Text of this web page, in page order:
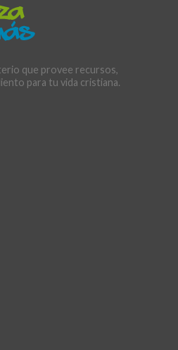
que provee recursos,
para tu vida cristiana.